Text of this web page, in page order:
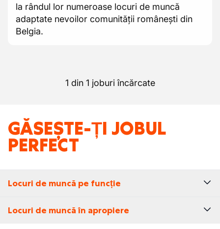
la rândul lor numeroase locuri de muncă
adaptate nevoilor comunității românești din
Belgia.
1 din 1 joburi încărcate
GĂSEȘTE-ȚI JOBUL
PERFECT
Locuri de muncă pe funcție
Locuri de muncă în apropiere